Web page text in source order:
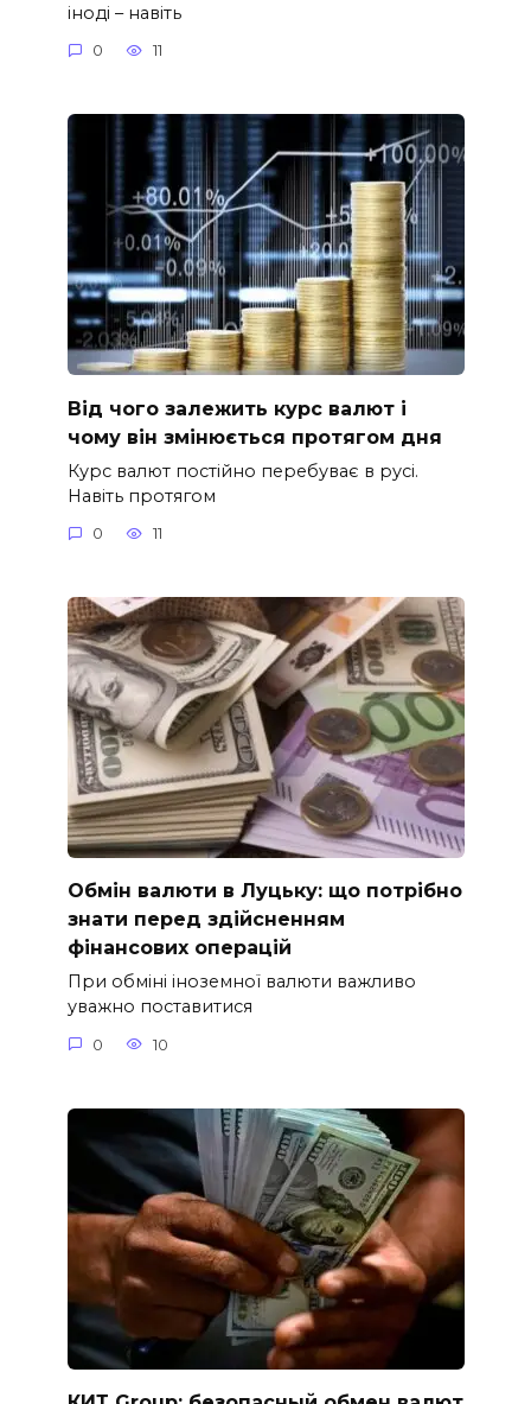
іноді – навіть
0 11
Від чого залежить курс валют і
чому він змінюється протягом дня
Курс валют постійно перебуває в русі.
Навіть протягом
0 11
Обмін валюти в Луцьку: що потрібно
знати перед здійсненням
фінансових операцій
При обміні іноземної валюти важливо
уважно поставитися
0 10